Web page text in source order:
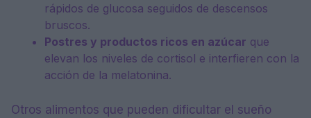
rápidos de glucosa seguidos de descensos
bruscos.
Postres y productos ricos en azúcar que
elevan los niveles de cortisol e interfieren con la
acción de la melatonina.
Otros alimentos que pueden dificultar el sueño